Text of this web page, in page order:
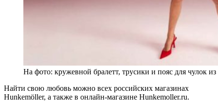
На фото: кружевной бралетт, трусики и пояс для чулок
Найти свою любовь можно всех российских магазинах
Hunkemöller, а также в онлайн-магазине Hunkemoller.ru.